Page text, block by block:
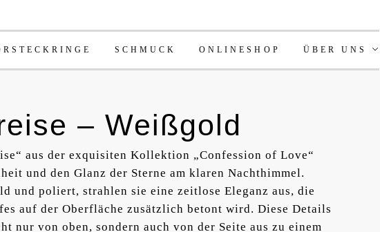
SCHMUCK ONLINESHOP ÜBER UNS
– Weißgold
aus der exquisiten Kollektion „Confession of Love“
und den Glanz der Sterne am klaren Nachthimmel.
und poliert, strahlen sie eine zeitlose Eleganz aus, die
auf der Oberfläche zusätzlich betont wird. Diese Details
nur von oben, sondern auch von der Seite aus zu einem